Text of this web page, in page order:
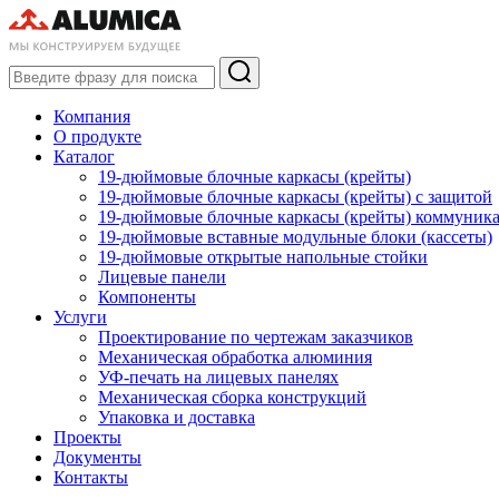
Компания
О продукте
Каталог
19-дюймовые блочные каркасы (крейты)
19-дюймовые блочные каркасы (крейты) с защитой
19-дюймовые блочные каркасы (крейты)
19-дюймовые вставные модульные блоки (кассеты)
19-дюймовые открытые напольные стойки
Лицевые панели
Компоненты
Услуги
Проектирование по чертежам заказчиков
Механическая обработка алюминия
УФ-печать на лицевых панелях
Механическая сборка конструкций
Упаковка и доставка
Проекты
Документы
Контакты